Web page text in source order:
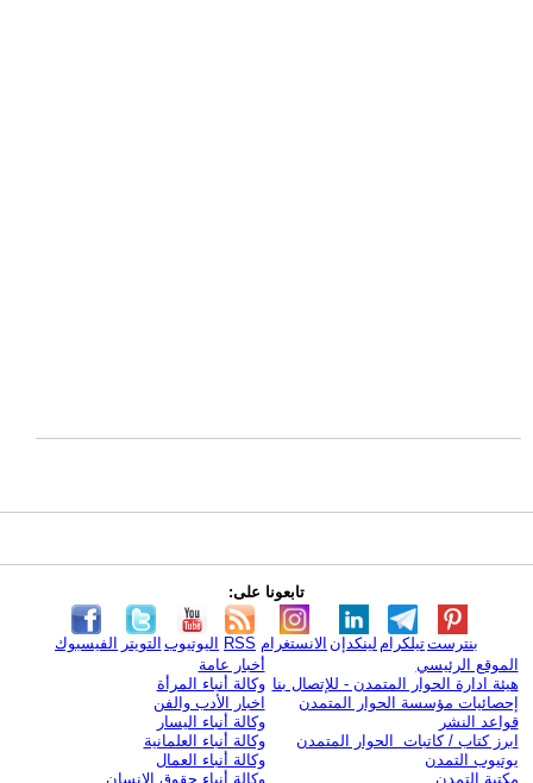
تابعونا على:
الفيسبوك التويتر اليوتيوب RSS الانستغرام لينكدإن تيلكرامبنترست
الموقع الرئيسي
هيئة ادارة الحوار المتمدن - للإتصال بنا
إحصائيات مؤسسة الحوار المتمدن
قواعد النشر
ابرز كتاب / كاتبات الحوار المتمدن
يوتيوب التمدن
مكتبة التمدن
أخبار عامة
وكالة أنباء المرأة
اخبار الأدب والفن
وكالة أنباء اليسار
وكالة أنباء العلمانية
وكالة أنباء العمال
وكالة أنباء حقوق الإنسان